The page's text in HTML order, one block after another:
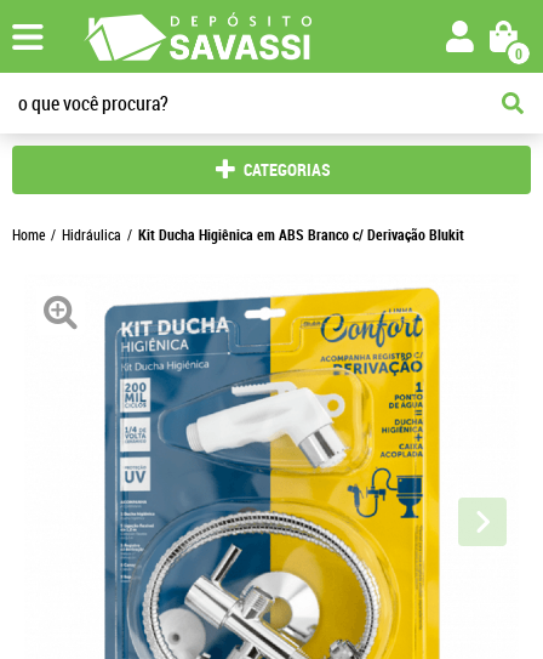
0
CATEGORIAS
Home Hidráulica Kit Ducha Higiênica em ABS Branco c/ Derivação Blukit